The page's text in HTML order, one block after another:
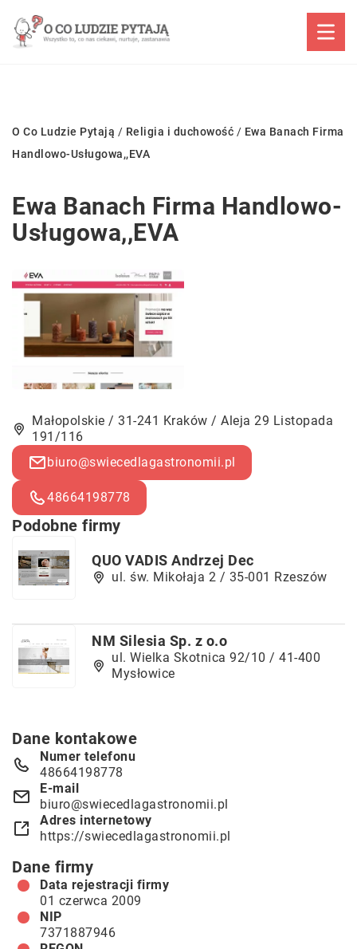
O Co Ludzie Pytają / Religia i duchowość / Ewa Banach Firma
Handlowo-Usługowa,,EVA
Ewa Banach Firma Handlowo-
Usługowa,,EVA
Małopolskie / 31-241 Kraków / Aleja 29 Listopada
191/116
biuro@swiecedlagastronomii.pl
48664198778
Podobne firmy
QUO VADIS Andrzej Dec
ul. św. Mikołaja 2 / 35-001 Rzeszów
NM Silesia Sp. z o.o
ul. Wielka Skotnica 92/10 / 41-400
Mysłowice
Dane kontakowe
Numer telefonu
48664198778
E-mail
biuro@swiecedlagastronomii.pl
Adres internetowy
https://swiecedlagastronomii.pl
Dane firmy
Data rejestracji firmy
01 czerwca 2009
NIP
7371887946